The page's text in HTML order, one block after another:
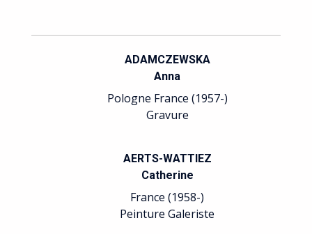
ADAMCZEWSKA
Anna
Pologne France (1957-)
Gravure
AERTS-WATTIEZ
Catherine
France (1958-)
Peinture Galeriste